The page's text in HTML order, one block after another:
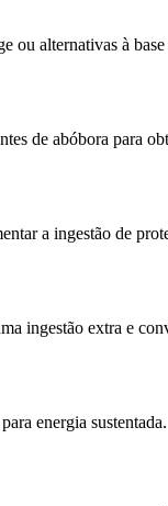
ou alternativas à base
de abóbora para
a ingestão de
ingestão extra e
energia sustentada.